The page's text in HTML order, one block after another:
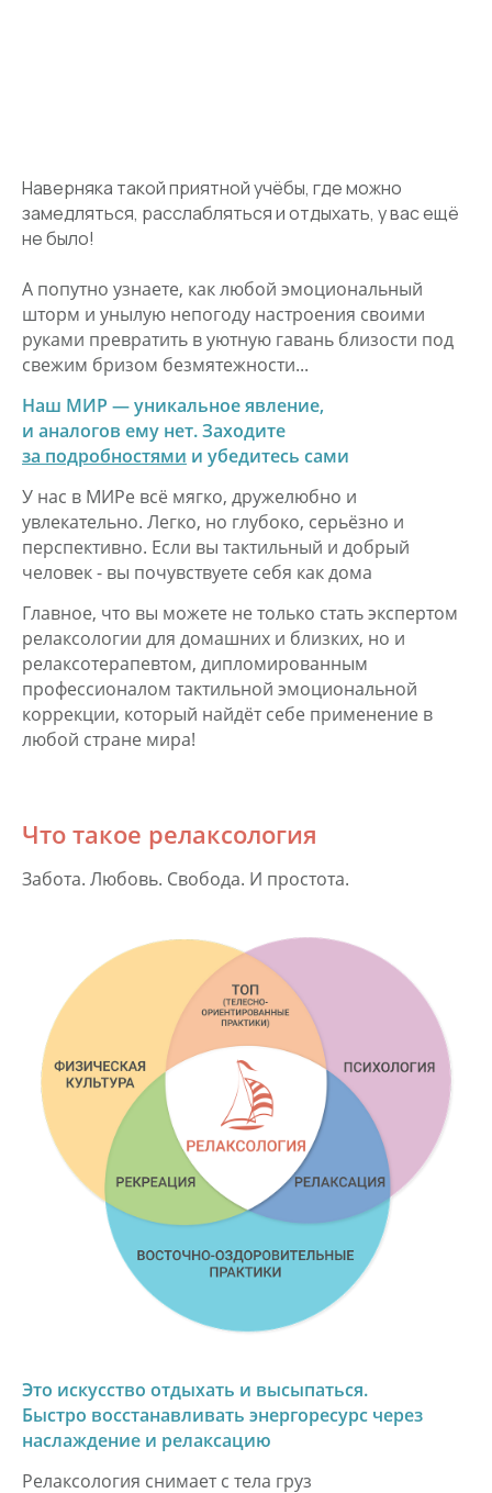
Наверняка такой приятной учёбы, где можно
замедляться, расслабляться и отдыхать, у вас ещё
не было!
А попутно узнаете, как любой эмоциональный
шторм и унылую непогоду настроения своими
руками превратить в уютную гавань близости под
свежим бризом безмятежности...
Наш МИР — уникальное явление,
и аналогов ему нет. Заходите
за подробностями и убедитесь сами
У нас в МИРе всё мягко, дружелюбно и
увлекательно. Легко, но глубоко, серьёзно и
перспективно. Если вы тактильный и добрый
человек - вы почувствуете себя как дома
Главное, что вы можете не только стать экспертом
релаксологии для домашних и близких, но и
релаксотерапевтом, дипломированным
профессионалом тактильной эмоциональной
коррекции, который найдёт себе применение в
любой стране мира!
Что такое релаксология
Забота. Любовь. Свобода. И простота.
Это искусство отдыхать и высыпаться.
Быстро восстанавливать энергоресурс через
наслаждение и релаксацию
Релаксология снимает с тела груз